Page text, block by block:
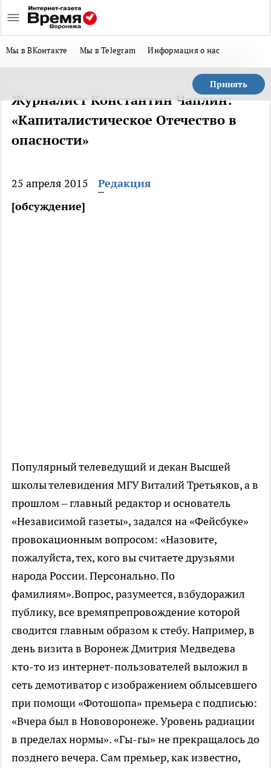
Мы в ВКонтакте Мы в Telegram Информация о нас
Принять
Журналист Константин Чаплин:
«Капиталистическое Отечество в
опасности»
25 апреля 2015
Редакция
[обсуждение]
Популярный телеведущий и декан Высшей
школы телевидения МГУ Виталий Третьяков, а в
прошлом – главный редактор и основатель
«Независимой газеты», задался на «Фейсбуке»
провокационным вопросом: «Назовите,
пожалуйста, тех, кого вы считаете друзьями
народа России. Персонально. По
фамилиям».Вопрос, разумеется, взбудоражил
публику, все времяпрепровождение которой
сводится главным образом к стебу. Например, в
день визита в Воронеж Дмитрия Медведева
кто-то из интернет-пользователей выложил в
сеть демотиватор с изображением облысевшего
при помощи «Фотошопа» премьера с подписью:
«Вчера был в Нововоронеже. Уровень радиации
в пределах нормы». «Гы-гы» не прекращалось до
позднего вечера. Сам премьер, как известно,